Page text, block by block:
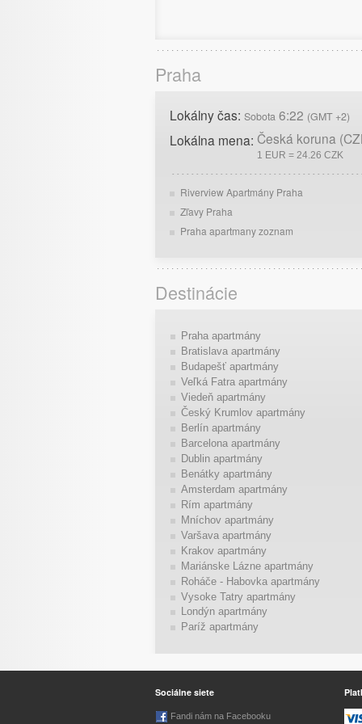
Praha
Lokálny čas: Sobota 6:22 (GMT +2)
Lokálna mena: Česká koruna
1 EUR = 24.26 CZK
Riverview Apartmány Praha
Zľavy Praha
Praha apartmany zoznam
Destinácie
Praha apartmány
Bratislava apartmány
Budapešť apartmány
Veľká Fatra apartmány
Viedeň apartmány
Český Krumlov apartmány
Berlín apartmány
Barcelona apartmány
Dublin apartmány
Benátky apartmány
Amsterdam apartmány
Rím apartmány
Mníchov apartmány
Varšava apartmány
Krakov apartmány
Mariánske Lázne apartmány
Roháče - Habovka apartmány
Vysoke Tatry apartmány
Londýn apartmány
Paríž apartmány
Sociálne siete
Fandi nám na Facebooku